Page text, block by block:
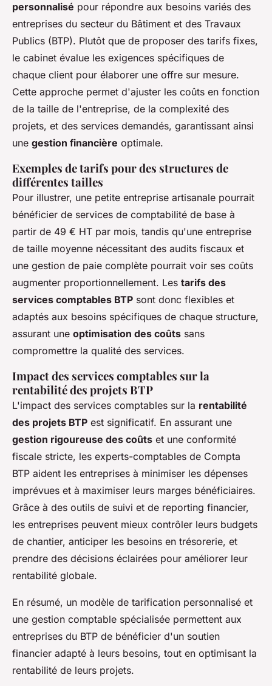
personnalisé pour répondre aux besoins variés des
entreprises du secteur du Bâtiment et des Travaux
Publics (BTP). Plutôt que de proposer des tarifs fixes,
le cabinet évalue les exigences spécifiques de
chaque client pour élaborer une offre sur mesure.
Cette approche permet d'ajuster les coûts en fonction
de la taille de l'entreprise, de la complexité des
projets, et des services demandés, garantissant ainsi
une gestion financière optimale.
Exemples de tarifs pour des structures de
différentes tailles
Pour illustrer, une petite entreprise artisanale pourrait
bénéficier de services de comptabilité de base à
partir de 49 € HT par mois, tandis qu'une entreprise
de taille moyenne nécessitant des audits fiscaux et
une gestion de paie complète pourrait voir ses coûts
augmenter proportionnellement. Les tarifs des
services comptables BTP sont donc flexibles et
adaptés aux besoins spécifiques de chaque structure,
assurant une optimisation des coûts sans
compromettre la qualité des services.
Impact des services comptables sur la
rentabilité des projets BTP
L'impact des services comptables sur la rentabilité
des projets BTP est significatif. En assurant une
gestion rigoureuse des coûts et une conformité
fiscale stricte, les experts-comptables de Compta
BTP aident les entreprises à minimiser les dépenses
imprévues et à maximiser leurs marges bénéficiaires.
Grâce à des outils de suivi et de reporting financier,
les entreprises peuvent mieux contrôler leurs budgets
de chantier, anticiper les besoins en trésorerie, et
prendre des décisions éclairées pour améliorer leur
rentabilité globale.
En résumé, un modèle de tarification personnalisé et
une gestion comptable spécialisée permettent aux
entreprises du BTP de bénéficier d'un soutien
financier adapté à leurs besoins, tout en optimisant la
rentabilité de leurs projets.